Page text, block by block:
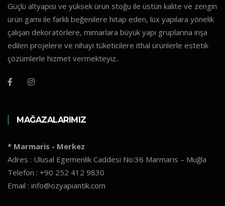
Güçlü altyapısı ve yüksek ürün stoğu ile üstün kalite ve zengin
ürün gamı ile farklı beğenilere hitap eden, lüx yapılara yönelik
çalışan dekoratörlere, mimarlara büyük yapı gruplarına inşa
edilen projelere ve nihayi tüketicilere ithal ürünlerle estetik
çözümlerle hizmet vermekteyiz..
MAĞAZALARIMIZ
* Marmaris - Merkez
Adres : Ulusal Egemenlik Caddesi No:36 Marmaris – Muğla
Telefon : +90 252 412 9830
Email : info@ozyapiantik.com